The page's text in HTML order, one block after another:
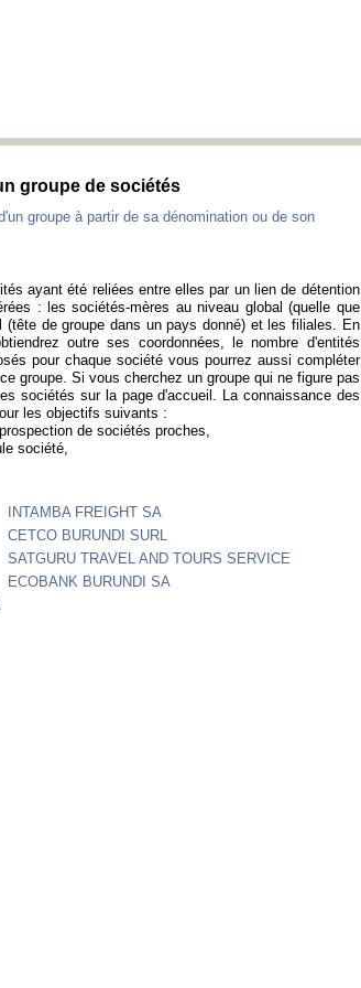
groupe de sociétés
groupe à partir de sa dénomination ou de son
ayant été reliées entre elles par un lien de détention
: les sociétés-mères au niveau global (quelle que
de groupe dans un pays donné) et les filiales. En
outre ses coordonnées, le nombre d'entités
pour chaque société vous pourrez aussi compléter
groupe. Si vous cherchez un groupe qui ne figure pas
sociétés sur la page d'accueil. La connaissance des
les objectifs suivants :
de sociétés proches,
société,
INTAMBA FREIGHT SA
CETCO BURUNDI SURL
SATGURU TRAVEL AND TOURS SERVICE
ECOBANK BURUNDI SA